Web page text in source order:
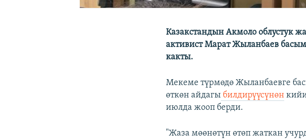
Казакстандын Акмоло облустук
активист Марат Жыланбаев
какты.
Мекеме түрмөдө Жыланбаевге
өткөн айдагы билдирүүсүнөн
июлда жооп берди.
"Жаза мөөнөтүн өтөп жаткан